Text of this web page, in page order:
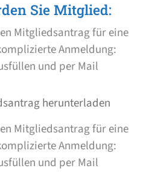
Sie Mitglied:
Mitgliedsantrag für eine
Anmeldung:
und per Mail
herunterladen
Mitgliedsantrag für eine
Anmeldung:
und per Mail